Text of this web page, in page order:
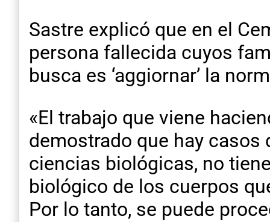
Sastre explicó que en el
persona fallecida cuyos
busca es ‘aggiornar’ la
«El trabajo que viene
demostrado que hay casos
ciencias biológicas, no
biológico de los cuerpos
Por lo tanto, se puede